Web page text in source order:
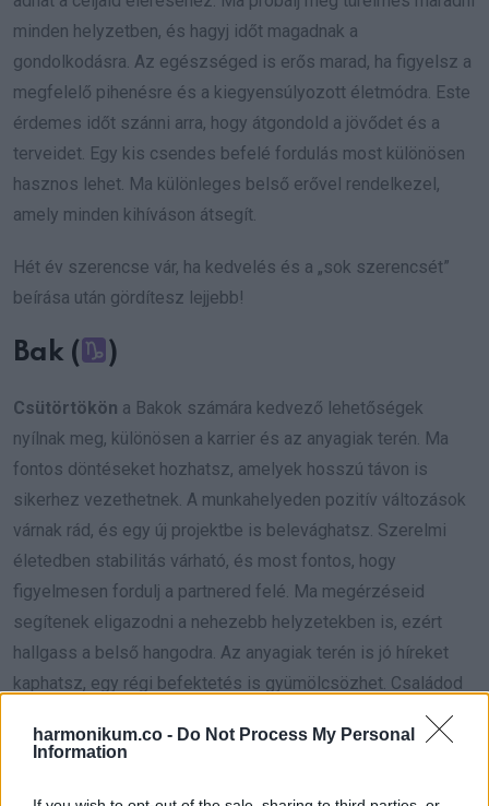
harmonikum.co - Do Not Process My Personal
Information
minden helyzetben, és hagyj időt magadnak a
gondolkodásra. Az egészséged is erős marad, ha figyelsz a
megfelelő pihenésre és a kiegyensúlyozott életmódra. Este
érdemes időt szánni arra, hogy átgondold a jövődet és a
terveidet. Egy kis csendes befelé fordulás most különösen
hasznos lehet. Ma különleges belső erővel rendelkezel,
amely minden kihíváson átsegít.
Hét év szerencse vár, ha kedvelés és a „sok szerencsét”
beírása után gördítesz lejjebb!
Bak ( )
Csütörtökön a Bakok számára kedvező lehetőségek
nyílnak meg, különösen a karrier és az anyagiak terén. Ma
fontos döntéseket hozhatsz, amelyek hosszú távon is
sikerhez vezethetnek. A munkahelyeden pozitív változások
várnak rád, és egy új projektbe is belevághatsz. Szerelmi
életedben stabilitás várható, és most fontos, hogy
figyelmesen fordulj a partnered felé. Ma megérzéseid
segítenek eligazodni a nehezebb helyzetekben is, ezért
hallgass a belső hangodra. Az anyagiak terén is jó híreket
kaphatsz, egy régi befektetés is gyümölcsözhet. Családod
és barátaid támogatása is erősít, és önbizalmat ad a terveid
megvalósításához. Az egészséged jó, de fontos, hogy